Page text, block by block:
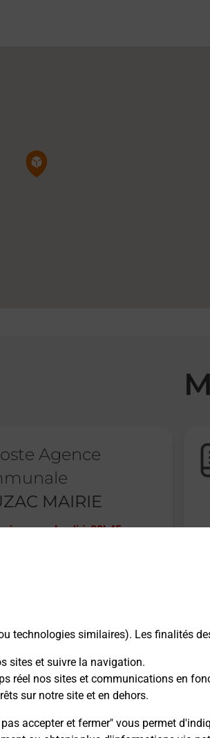
technologies similaires). Les finalités
sites et suivre la navigation.
réel nos sites et communications en
sur notre site et en dehors.
accepter et fermer" vous permet
Pin de la carte
Agence
MAIRIE
-ouvre lundi à 08h45